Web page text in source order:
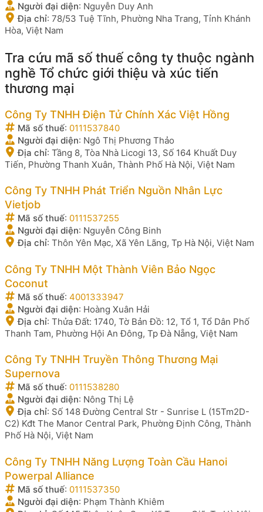
Người đại diện: Nguyễn Duy Anh
Địa chỉ: 78/53 Tuệ Tĩnh, Phường Nha Trang, Tỉnh Khánh
Hòa, Việt Nam
Tra cứu mã số thuế công ty thuộc ngành
nghề Tổ chức giới thiệu và xúc tiến
thương mại
Công Ty TNHH Điện Tử Chính Xác Việt Hồng
Mã số thuế: 0111537840
Người đại diện: Ngô Thị Phương Thảo
Địa chỉ: Tầng 8, Tòa Nhà Licogi 13, Số 164 Khuất Duy
Tiến, Phường Thanh Xuân, Thành Phố Hà Nội, Việt Nam
Công Ty TNHH Phát Triển Nguồn Nhân Lực
Vietjob
Mã số thuế: 0111537255
Người đại diện: Nguyễn Công Binh
Địa chỉ: Thôn Yên Mạc, Xã Yên Lãng, Tp Hà Nội, Việt Nam
Công Ty TNHH Một Thành Viên Bảo Ngọc
Coconut
Mã số thuế: 4001333947
Người đại diện: Hoàng Xuân Hải
Địa chỉ: Thửa Đất: 1740, Tờ Bản Đồ: 12, Tổ 1, Tổ Dân Phố
Thanh Tam, Phường Hội An Đông, Tp Đà Nẵng, Việt Nam
Công Ty TNHH Truyền Thông Thương Mại
Supernova
Mã số thuế: 0111538280
Người đại diện: Nông Thị Lệ
Địa chỉ: Số 148 Đường Central Str - Sunrise L (15Tm2D-
C2) Kđt The Manor Central Park, Phường Định Công, Thành
Phố Hà Nội, Việt Nam
Công Ty TNHH Năng Lượng Toàn Cầu Hanoi
Powerpal Alliance
Mã số thuế: 0111537350
Người đại diện: Phạm Thành Khiêm